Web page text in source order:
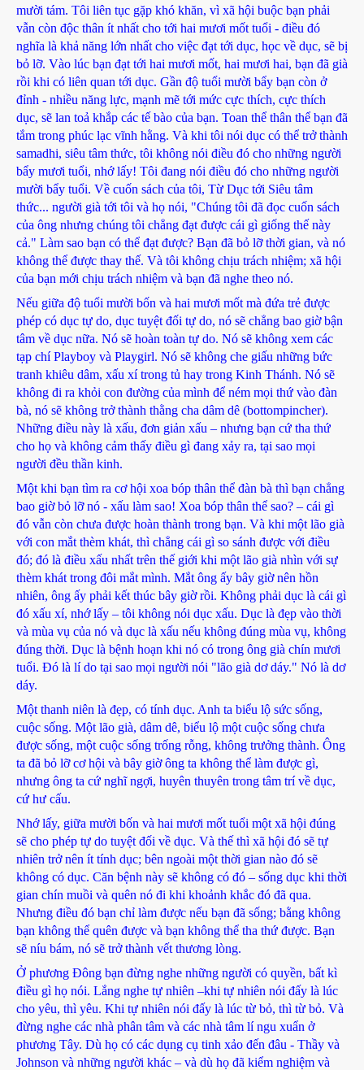
mười tám. Tôi liên tục gặp khó khăn, vì xã hội buộc bạn phải
vẫn còn độc thân ít nhất cho tới hai mươi mốt tuổi - điều đó
nghĩa là khả năng lớn nhất cho việc đạt tới dục, học về dục, sẽ bị
bỏ lỡ. Vào lúc bạn đạt tới hai mươi mốt, hai mươi hai, bạn đã già
rồi khi có liên quan tới dục. Gần độ tuổi mười bẩy bạn còn ở
đỉnh - nhiều năng lực, mạnh mẽ tới mức cực thích, cực thích
dục, sẽ lan toả khắp các tế bào của bạn. Toan thể thân thể bạn đã
tắm trong phúc lạc vĩnh hằng. Và khi tôi nói dục có thể trở thành
samadhi, siêu tâm thức, tôi không nói điều đó cho những người
bẩy mươi tuổi, nhớ lấy! Tôi đang nói điều đó cho những người
mười bẩy tuổi. Về cuốn sách của tôi, Từ Dục tới Siêu tâm
thức... người già tới tôi và họ nói, "Chúng tôi đã đọc cuốn sách
của ông nhưng chúng tôi chẳng đạt được cái gì giống thế này
cả." Làm sao bạn có thể đạt được? Bạn đã bỏ lỡ thời gian, và nó
không thể được thay thế. Và tôi không chịu trách nhiệm; xã hội
của bạn mới chịu trách nhiệm và bạn đã nghe theo nó.
Nếu giữa độ tuổi mười bốn và hai mươi mốt mà đứa trẻ được
phép có dục tự do, dục tuyệt đối tự do, nó sẽ chẳng bao giờ bận
tâm về dục nữa. Nó sẽ hoàn toàn tự do. Nó sẽ không xem các
tạp chí Playboy và Playgirl. Nó sẽ không che giấu những bức
tranh khiêu dâm, xấu xí trong tủ hay trong Kinh Thánh. Nó sẽ
không đi ra khỏi con đường của mình để ném mọi thứ vào đàn
bà, nó sẽ không trở thành thằng cha dâm dê (bottompincher).
Những điều này là xấu, đơn giản xấu – nhưng bạn cứ tha thứ
cho họ và không cảm thấy điều gì đang xảy ra, tại sao mọi
người đều thần kinh.
Một khi bạn tìm ra cơ hội xoa bóp thân thể đàn bà thì bạn chẳng
bao giờ bỏ lỡ nó - xấu làm sao! Xoa bóp thân thể sao? – cái gì
đó vẫn còn chưa được hoàn thành trong bạn. Và khi một lão già
với con mắt thèm khát, thì chẳng cái gì so sánh được với điều
đó; đó là điều xấu nhất trên thế giới khi một lão già nhìn với sự
thèm khát trong đôi mắt mình. Mắt ông ấy bây giờ nên hồn
nhiên, ông ấy phải kết thúc bây giờ rồi. Không phải dục là cái gì
đó xấu xí, nhớ lấy – tôi không nói dục xấu. Dục là đẹp vào thời
và mùa vụ của nó và dục là xấu nếu không đúng mùa vụ, không
đúng thời. Dục là bệnh hoạn khi nó có trong ông già chín mươi
tuổi. Đó là lí do tại sao mọi người nói "lão già dơ dáy." Nó là dơ
dáy.
Một thanh niên là đẹp, có tính dục. Anh ta biểu lộ sức sống,
cuộc sống. Một lão già, dâm dê, biểu lộ một cuộc sống chưa
được sống, một cuộc sống trống rỗng, không trưởng thành. Ông
ta đã bỏ lỡ cơ hội và bây giờ ông ta không thể làm được gì,
nhưng ông ta cứ nghĩ ngợi, huyên thuyên trong tâm trí về dục,
cứ hư cấu.
Nhớ lấy, giữa mười bốn và hai mươi mốt tuổi một xã hội đúng
sẽ cho phép tự do tuyệt đối về dục. Và thế thì xã hội đó sẽ tự
nhiên trở nên ít tính dục; bên ngoài một thời gian nào đó sẽ
không có dục. Căn bệnh này sẽ không có đó – sống dục khi thời
gian chín muồi và quên nó đi khi khoảnh khắc đó đã qua.
Nhưng điều đó bạn chỉ làm được nếu bạn đã sống; bằng không
bạn không thể quên được và bạn không thể tha thứ được. Bạn
sẽ níu bám, nó sẽ trở thành vết thương lòng.
Ở phương Đông bạn đừng nghe những người có quyền, bất kì
điều gì họ nói. Lắng nghe tự nhiên –khi tự nhiên nói đấy là lúc
cho yêu, thì yêu. Khi tự nhiên nói đấy là lúc từ bỏ, thì từ bỏ. Và
đừng nghe các nhà phân tâm và các nhà tâm lí ngu xuẩn ở
phương Tây. Dù họ có các dụng cụ tinh xảo đến đâu - Thầy và
Johnson và những người khác – và dù họ đã kiểm nghiệm và